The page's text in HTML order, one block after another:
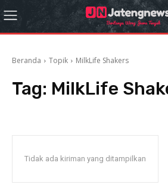
Beranda Topik MilkLife Shakers
Tag: MilkLife
Tidak ada kiriman yang ditampilkan